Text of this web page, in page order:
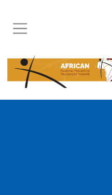
Skip
to
main
content